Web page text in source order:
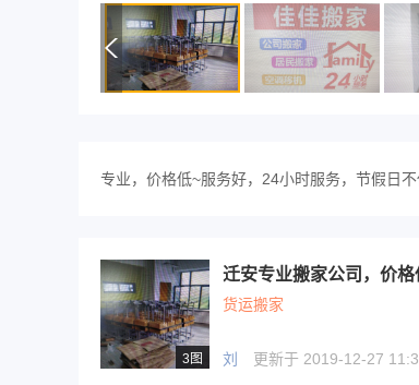
专业，价格低~服务好，24小时服务，节假日
3图
迁安专业搬家公司，价
货运搬家
刘 更新于 2019-12-27